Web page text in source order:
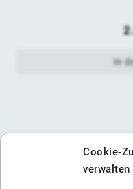
Cookie-
verwalten
In